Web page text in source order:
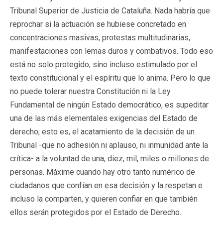
Tribunal Superior de Justicia de Cataluña. Nada habría que
reprochar si la actuación se hubiese concretado en
concentraciones masivas, protestas multitudinarias,
manifestaciones con lemas duros y combativos. Todo eso
está no solo protegido, sino incluso estimulado por el
texto constitucional y el espíritu que lo anima. Pero lo que
no puede tolerar nuestra Constitución ni la Ley
Fundamental de ningún Estado democrático, es supeditar
una de las más elementales exigencias del Estado de
derecho, esto es, el acatamiento de la decisión de un
Tribunal -que no adhesión ni aplauso, ni inmunidad ante la
crítica- a la voluntad de una, diez, mil, miles o millones de
personas. Máxime cuando hay otro tanto numérico de
ciudadanos que confían en esa decisión y la respetan e
incluso la comparten, y quieren confiar en que también
ellos serán protegidos por el Estado de Derecho.